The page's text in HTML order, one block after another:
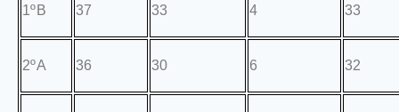
1ºB 37 33 4 33
2ºA 36 30 6 32